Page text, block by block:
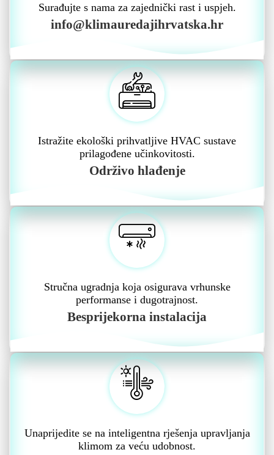
Surađujte s nama za zajednički rast i uspjeh.
info@klimauredajihrvatska.hr
Istražite ekološki prihvatljive HVAC sustave
prilagođene učinkovitosti.
Održivo hlađenje
Stručna ugradnja koja osigurava vrhunske
performanse i dugotrajnost.
Besprijekorna instalacija
Unaprijedite se na inteligentna rješenja upravljanja
klimom za veću udobnost.